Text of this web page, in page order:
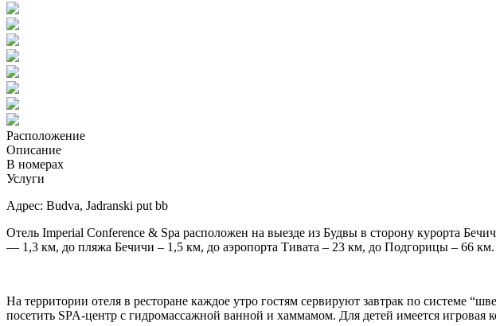
Расположение
Описание
В номерах
Услуги
Адрес: Budva, Jadranski put bb
Отель Imperial Conference & Spa расположен на выезде из Будвы в сторону курорта
— 1,3 км, до пляжа Бечичи – 1,5 км, до аэропорта Тивата – 23 км, до Подгорицы – 66 км.
На территории отеля в ресторане каждое утро гостям сервируют завтрак по системе
посетить SPA-центр с гидромассажной ванной и хаммамом. Для детей имеется